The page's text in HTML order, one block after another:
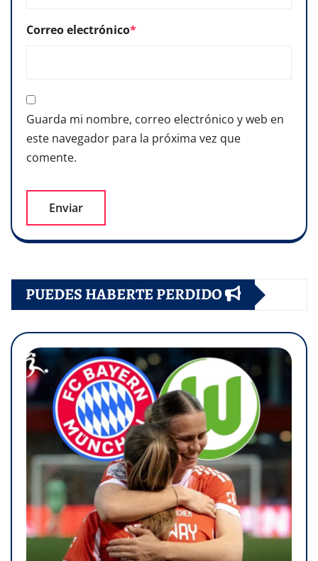
Correo electrónico*
Guarda mi nombre, correo electrónico y web en
este navegador para la próxima vez que
comente.
PUEDES HABERTE PERDIDO